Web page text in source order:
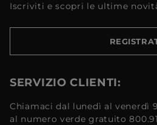
Iscriviti e scopri le ultime
SERVIZIO CLIENTI:
Chiamaci dal lunedì al venerdì
al numero verde gratuito